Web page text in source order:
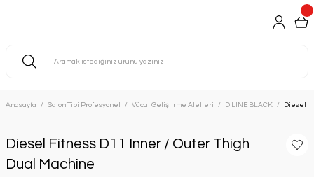
Anasayfa Salon Tipi Profesyonel Vücut Geliştirme Aletleri D LINE BLACK Diesel
Diesel Fitness D11 Inner / Outer Thigh
Dual Machine